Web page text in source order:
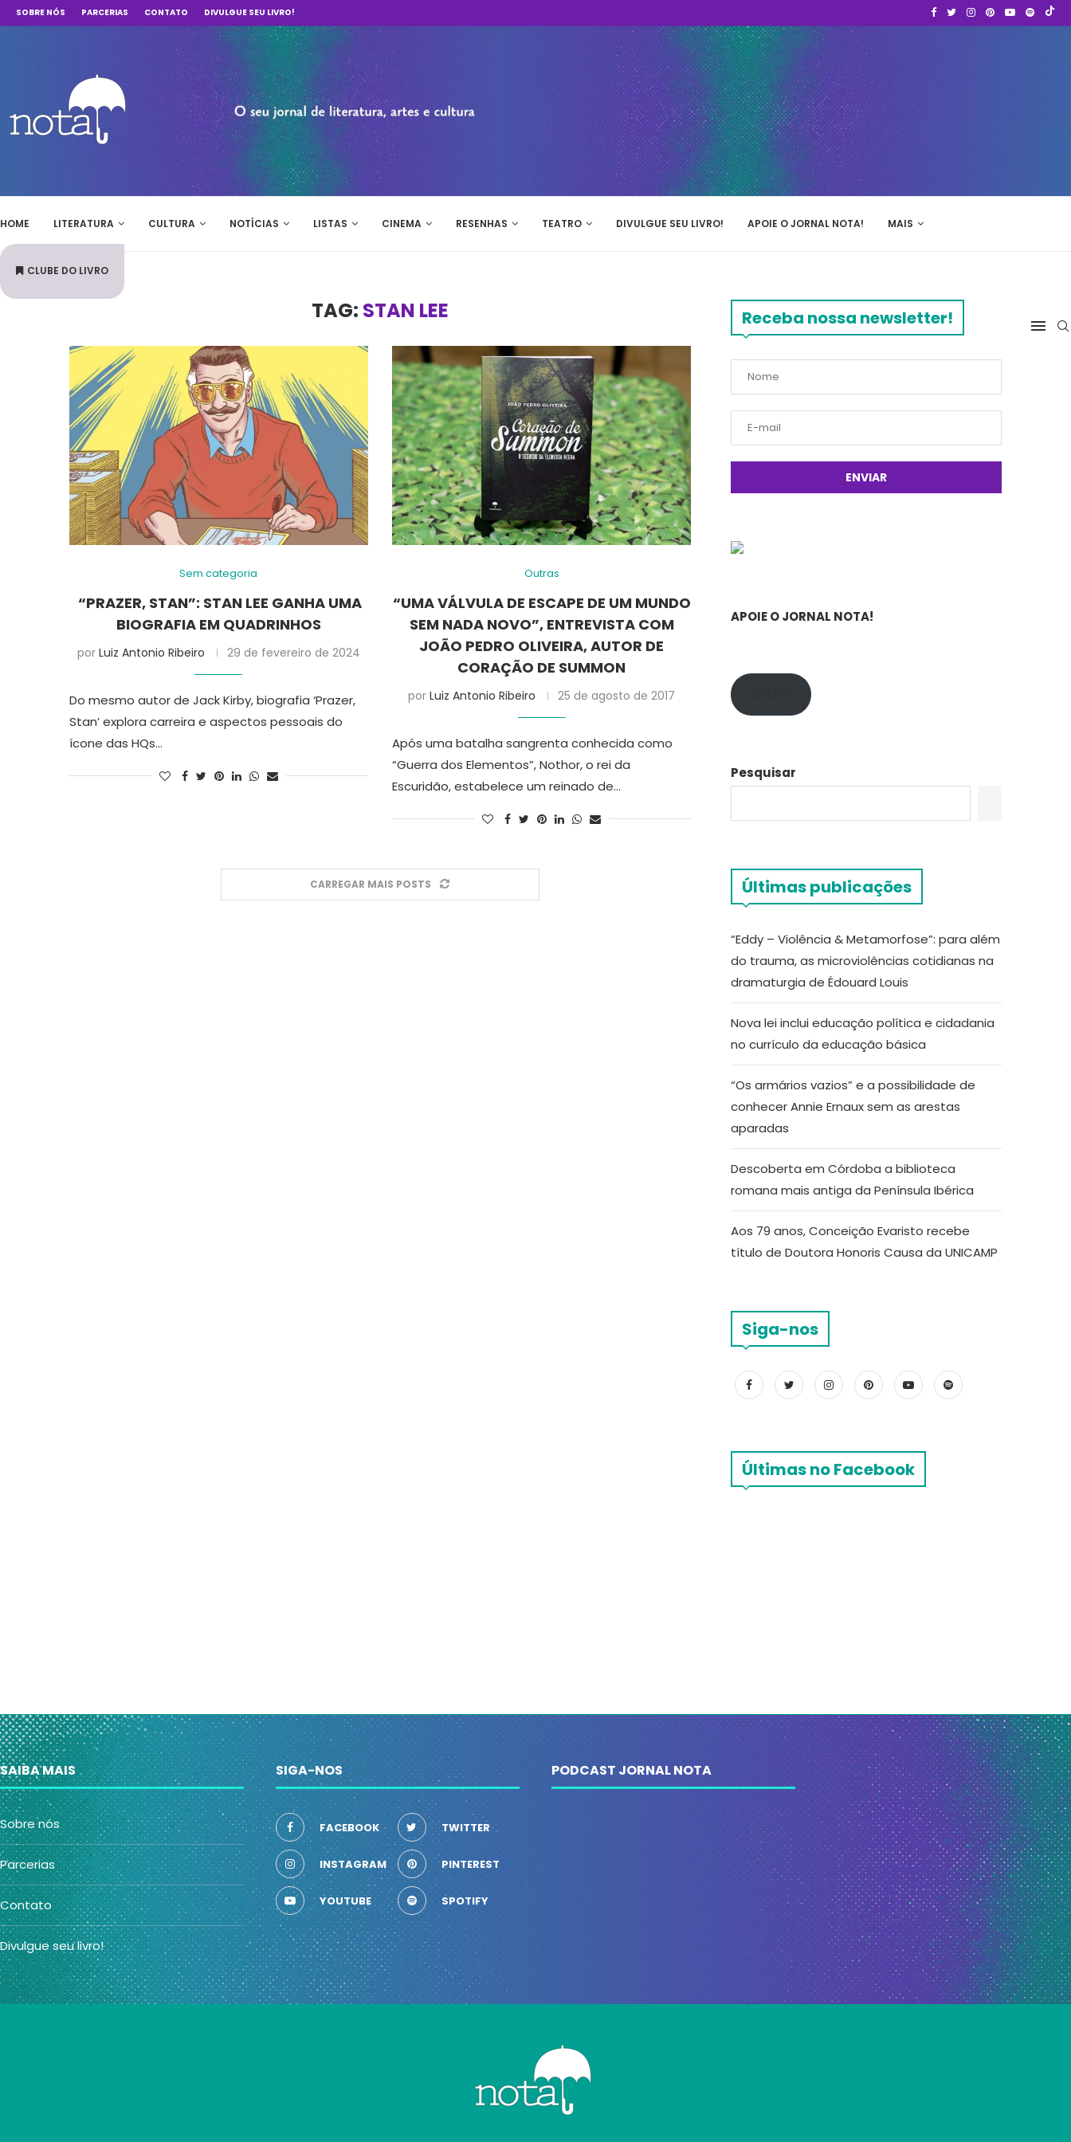
SOBRE NÓS PARCERIAS CONTATO DIVULGUE SEU LIVRO!
HOME LITERATURA CULTURA NOTÍCIAS LISTAS CINEMA RESENHAS TEATRO DIVULGUE SEU LIVRO! APOIE O JORNAL NOTA! MAIS
CLUBE DO LIVRO
TAG: STAN LEE
Sem categoria
“PRAZER, STAN”: STAN LEE GANHA UMA
BIOGRAFIA EM QUADRINHOS
por Luiz Antonio Ribeiro 29 de fevereiro de 2024
Do mesmo autor de Jack Kirby, biografia ‘Prazer,
Stan’ explora carreira e aspectos pessoais do
ícone das HQs…
Outras
“UMA VÁLVULA DE ESCAPE DE UM MUNDO
SEM NADA NOVO”, ENTREVISTA COM
JOÃO PEDRO OLIVEIRA, AUTOR DE
CORAÇÃO DE SUMMON
porLuiz Antonio Ribeiro 25 de agosto de 2017
Após uma batalha sangrenta conhecida como
“Guerra dos Elementos”, Nothor, o rei da
Escuridão, estabelece um reinado de…
CARREGAR MAIS POSTS
Receba nossa newsletter!
APOIE O JORNAL NOTA!
Pesquisar
Últimas publicações
“Eddy – Violência & Metamorfose”: para além
do trauma, as microviolências cotidianas na
dramaturgia de Édouard Louis
Nova lei inclui educação política e cidadania
no currículo da educação básica
“Os armários vazios” e a possibilidade de
conhecer Annie Ernaux sem as arestas
aparadas
Descoberta em Córdoba a biblioteca
romana mais antiga da Península Ibérica
Aos 79 anos, Conceição Evaristo recebe
título de Doutora Honoris Causa da UNICAMP
Siga-nos
Últimas no Facebook
SAIBA MAIS
Sobre nós
Parcerias
Contato
Divulgue seu livro!
SIGA-NOS
FACEBOOK TWITTER
INSTAGRAM PINTEREST
YOUTUBE SPOTIFY
PODCAST JORNAL NOTA